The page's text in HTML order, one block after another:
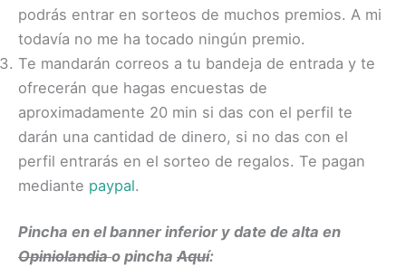
podrás entrar en sorteos de muchos premios. A mi
todavía no me ha tocado ningún premio.
Te mandarán correos a tu bandeja de entrada y te
ofrecerán que hagas encuestas de
aproximadamente 20 min si das con el perfil te
darán una cantidad de dinero, si no das con el
perfil entrarás en el sorteo de regalos. Te pagan
mediante paypal.
Pincha en el banner inferior y date de alta en
Opiniolandiao pincha Aquí: